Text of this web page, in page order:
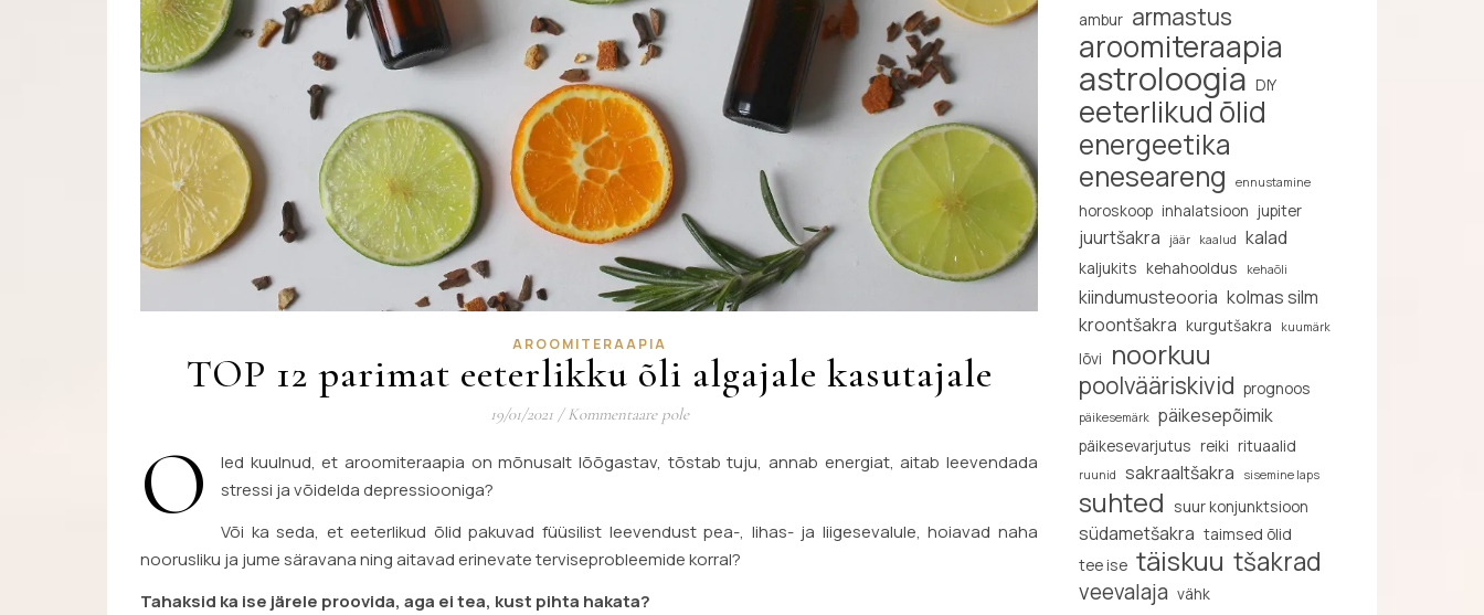
AROOMITERAAPIA
TOP 12 parimat eeterlikku õli algajale kasutajale
19/01/2021 / Kommentaare pole
O
led kuulnud, et aroomiteraapia on mõnusalt lõõgastav, tõstab tuju, annab energiat, aitab leevendada
stressi ja võidelda depressiooniga?
Või ka seda, et eeterlikud õlid pakuvad füüsilist leevendust pea-, lihas- ja liigesevalule, hoiavad naha
noorusliku ja jume säravana ning aitavad erinevate terviseprobleemide korral?
Tahaksid ka ise järele proovida, aga ei tea, kust pihta hakata?
ambur armastus
aroomiteraapia
astroloogia DIY
eeterlikud õlid
energeetika
eneseareng
ennustamine
horoskoop inhalatsioon jupiter
juurtšakra jäär kaalud kalad
kaljukits kehahooldus kehaõli
kiindumusteooria kolmas silm
kroontšakra kurgutšakra kuumärk
lõvi noorkuu
poolvääriskivid prognoos
päikesemärk päikesepõimik
päikesevarjutus reiki rituaalid
ruunid sakraaltšakra sisemine laps
suhted suur konjunktsioon
südametšakra taimsed õlid
tee ise täiskuu tšakrad
veevalaja vähk